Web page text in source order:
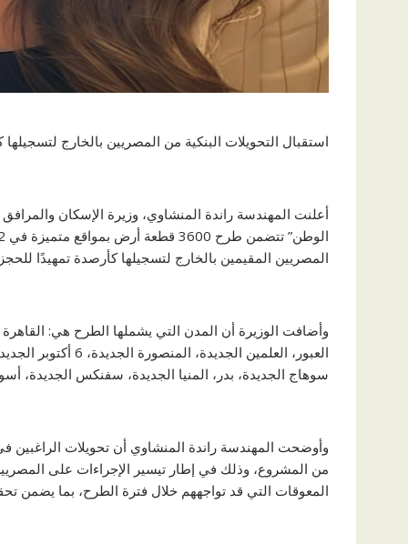
استقبال التحويلات البنكية من المصريين بالخارج لتسجيلها
أعلنت المهندسة راندة المنشاوي، وزيرة الإسكان
المصريين المقيمين بالخارج لتسجيلها كأرصدة تمهيدًا للحجز في
العبور، العلمين
سوهاج الجديدة، بدر، المنيا الجديدة، سفنكس الجديدة،
وأوضحت المهندسة راندة المنشاوي أن تحويلات الراغبين
من المشروع، وذلك في إطار تيسير الإجراءات على
المعوقات التي قد تواجههم خلال فترة الطرح، بما يضمن